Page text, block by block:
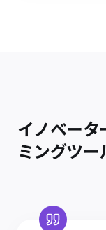
イノベータ
ミングツー